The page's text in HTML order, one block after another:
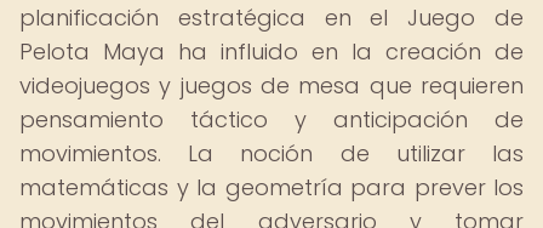
planificación estratégica en el Juego de
Pelota Maya ha influido en la creación de
videojuegos y juegos de mesa que requieren
pensamiento táctico y anticipación de
movimientos. La noción de utilizar las
matemáticas y la geometría para prever los
movimientos del adversario y tomar